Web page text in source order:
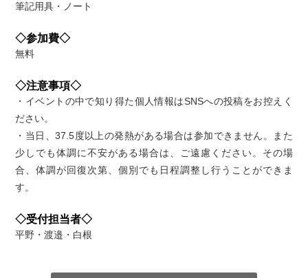
筆記用具・ノート
◇参加費◇
無料
◇注意事項◇
・イベントの中で知り得た個人情報はSNSへの投稿をお控えく
ださい。
・当日、37.5度以上の発熱がある場合は参加できません。また
少しでも体調に不安がある場合は、ご遠慮ください。その場
合、体調が回復次第、個別でも日程調整し行うことができま
す。
◇受付担当者◇
平野・渡邉・白根